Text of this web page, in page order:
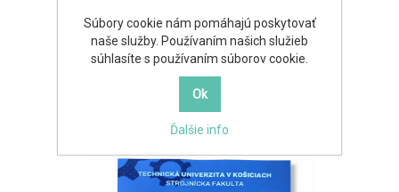
Súbory cookie nám pomáhajú poskytovať
naše služby. Používaním našich služieb
súhlasíte s používaním súborov cookie.
Ďalšie info